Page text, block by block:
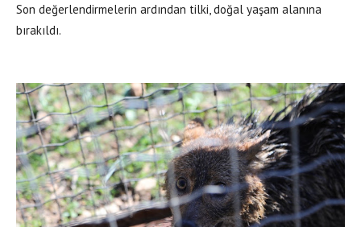
Son değerlendirmelerin ardından tilki, doğal yaşam alanına
bırakıldı.